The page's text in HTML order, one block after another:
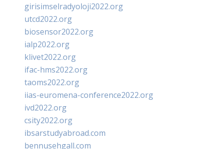
girisimselradyoloji2022.org
utcd2022.org
biosensor2022.org
ialp2022.org
klivet2022.org
ifac-hms2022.org
taoms2022.org
iias-euromena-conference2022.org
ivd2022.org
csity2022.org
ibsarstudyabroad.com
bennusehgall.com